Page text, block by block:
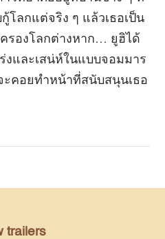
โลกแต่จริง ๆ แล้วเธอเป็น
รองโลกต่างหาก… ยูฮิได้
งและเสน่ห์ในแบบจอมมาร
ะคอยทำหน้าที่สนับสนุนเธอ
trailers